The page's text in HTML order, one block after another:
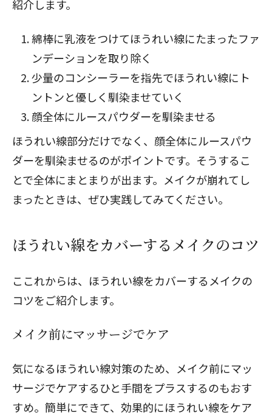
紹介します。
綿棒に乳液をつけてほうれい線にたまったファ
ンデーションを取り除く
少量のコンシーラーを指先でほうれい線にト
ントンと優しく馴染ませていく
顔全体にルースパウダーを馴染ませる
ほうれい線部分だけでなく、顔全体にルースパウ
ダーを馴染ませるのがポイントです。そうするこ
とで全体にまとまりが出ます。メイクが崩れてし
まったときは、ぜひ実践してみてください。
ほうれい線をカバーするメイクのコツ
ここれからは、ほうれい線をカバーするメイクの
コツをご紹介します。
メイク前にマッサージでケア
気になるほうれい線対策のため、メイク前にマッ
サージでケアするひと手間をプラスするのもおす
すめ。簡単にできて、効果的にほうれい線をケア